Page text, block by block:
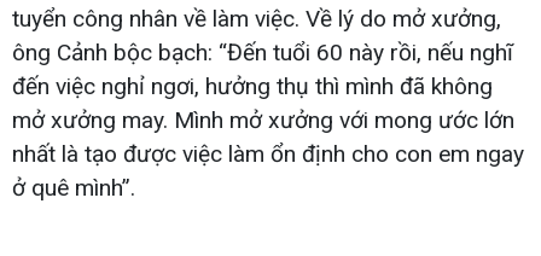
tuyển công nhân về làm việc. Về lý do mở xưởng,
ông Cảnh bộc bạch: “Đến tuổi 60 này rồi, nếu nghĩ
đến việc nghỉ ngơi, hưởng thụ thì mình đã không
mở xưởng may. Mình mở xưởng với mong ước lớn
nhất là tạo được việc làm ổn định cho con em ngay
ở quê mình”.